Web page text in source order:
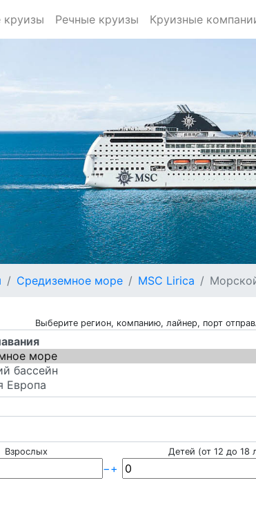
Речные круизы Круизные
Средиземное море MSC Lirica
Выберите регион, компанию, лайнер, порт
Взрослых
−+
Детей (от 12 до 18